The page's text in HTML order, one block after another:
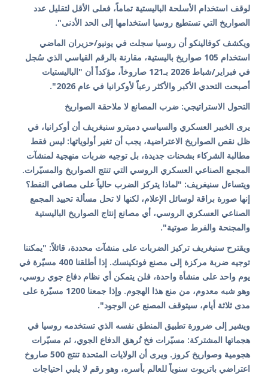
لوقف استخدام الأسلحة الباليستية تماماً، فعلى الأقل لتقليل عدد
الصواريخ التي تستطيع روسيا استخدامها إلى الحد الأدنى".
ويكشف كوفالينكو أن روسيا سجلت في يونيو/حزيران الماضي
استخدام 105 صواريخ باليستية، مقارنة بالرقم القياسي الذي سُجل
في فبراير/شباط 2026 بـ121 صاروخاً، مؤكداً أن "الباليستيات
أصبحت التحدي الأكبر والأكثر رعباً لأوكرانيا في عام 2026".
التحول الاستراتيجي: ضرب المصانع لا ملاحقة الصواريخ
يرى الخبير العسكري والسياسي دميترو سنيغريف أن أوكرانيا، في
ظل نقص الصواريخ الاعتراضية، يجب أن تغير أولوياتها: ليس فقط
مطالبة الشركاء بشحنات جديدة، بل توجيه ضربات منهجية لمنشآت
المجمع الصناعي العسكري الروسي التي تنتج الصواريخ والمسيّرات.
ويتساءل سنيغريف: "لماذا يتركز الضرب حالياً على مصافي النفط؟
إنها صورة براقة لوسائل الإعلام، لكنها لا تحل مسألة تحييد المجمع
الصناعي العسكري الروسي، أي مصانع إنتاج الصواريخ الباليستية
والمجنحة والفرط صوتية".
ويقترح سنيغريف تركيز الضربات على منشآت محددة، قائلاً: "يمكننا
توجيه ضربة مركزة إلى مصنع فوتكينسك. إذا أطلقنا 400 مسيّرة في
يوم واحد على منشأة واحدة، فلن يتمكن أي نظام دفاع جوي روسي،
وهو شبه معدوم، من منع هذا الهجوم. وإذا جمعنا 1200 مسيّرة على
مدى ثلاثة أيام، سيتوقف المصنع عن الوجود".
ويشير إلى ضرورة تطبيق المنطق نفسه الذي تستخدمه روسيا في
هجماتها المشتركة: مسيّرات فخ تُرهق الدفاع الجوي، ثم مسيّرات
هجومية وصواريخ كروز. ويرى أن الولايات المتحدة تنتج 500 صاروخ
اعتراضي باتريوت سنوياً للعالم بأسره، وهو رقم لا يلبي احتياجات